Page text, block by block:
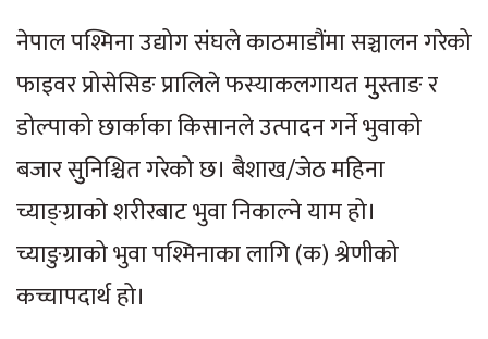
नेपाल पश्मिना उद्योग संघले काठमाडौंमा सञ्चालन गरेको
फाइवर प्रोसेसिङ प्रालिले फस्याकलगायत मुुस्ताङ र
डोल्पाको छार्काका किसानले उत्पादन गर्ने भुवाको
बजार सुुनिश्चित गरेको छ। बैशाख/जेठ महिना
च्याङ्ग्राको शरीरबाट भुवा निकाल्ने याम हो।
च्याङुग्राको भुवा पश्मिनाका लागि (क) श्रेणीको
कच्चापदार्थ हो।